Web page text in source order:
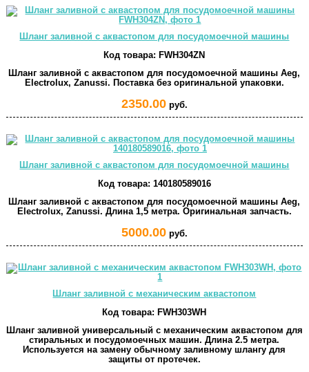
Шланг заливной с аквастопом для посудомоечной машины
Код товара: FWH304ZN
Шланг заливной с аквастопом для посудомоечной машины Aeg,
Electrolux, Zanussi. Поставка без оригинальной упаковки.
2350.00руб.
Шланг заливной с аквастопом для посудомоечной машины
Код товара: 140180589016
Шланг заливной с аквастопом для посудомоечной машины Aeg,
Electrolux, Zanussi. Длина 1,5 метра. Оригинальная запчасть.
5000.00руб.
Шланг заливной с механическим аквастопом
Код товара: FWH303WH
Шланг заливной универсальный с механическим аквастопом для
стиральных и посудомоечных машин. Длина 2.5 метра.
Используется на замену обычному заливному шлангу для
защиты от протечек.